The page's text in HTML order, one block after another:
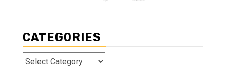
CATEGORIES
Categories